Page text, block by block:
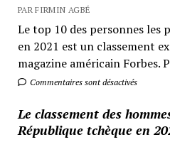
PAR FIRMIN AGBÉ
Le top 10 des personnes les
en 2021 est un classement
magazine américain Forbes.
Commentaires sont désactivés
Le classement des
République tchèque en